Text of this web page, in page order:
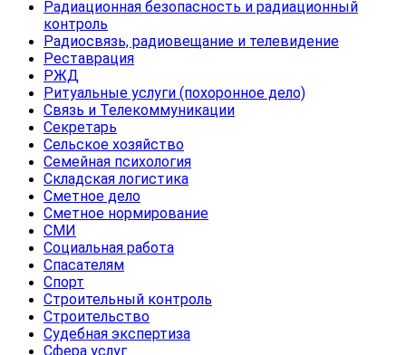
Радиационная безопасность и радиационный
контроль
Радиосвязь, радиовещание и телевидение
Реставрация
РЖД
Ритуальные услуги (похоронное дело)
Связь и Телекоммуникации
Секретарь
Сельское хозяйство
Семейная психология
Складская логистика
Сметное дело
Сметное нормирование
СМИ
Социальная работа
Спасателям
Спорт
Строительный контроль
Строительство
Судебная экспертиза
Сфера услуг